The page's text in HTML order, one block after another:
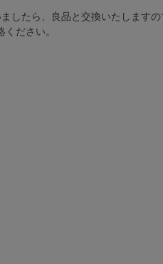
したら、良品と交換いたします
ださい。